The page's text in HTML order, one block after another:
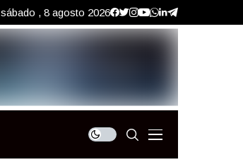
sábado , 8 agosto 2026